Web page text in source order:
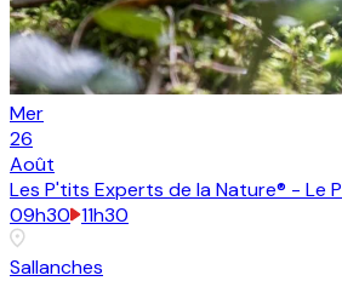
Mer
26
Août
Les P'tits Experts de la Nature® - Le
09h30 11h30
Sallanches